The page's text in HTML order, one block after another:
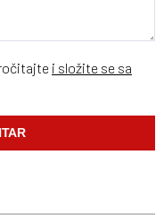
i složite se sa